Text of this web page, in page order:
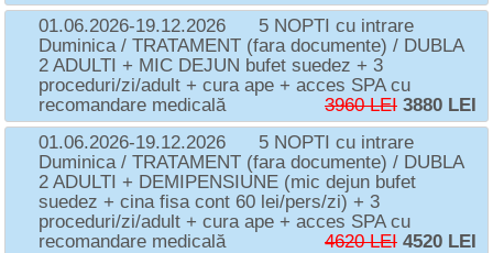
01.06.2026-19.12.2026
5 NOPTI cu intrare
Duminica / TRATAMENT (fara documente) / DUBLA
2 ADULTI + MIC DEJUN bufet suedez + 3
proceduri/zi/adult + cura ape + acces SPA cu
recomandare medicală
3960 LEI 3880 LEI
01.06.2026-19.12.2026
5 NOPTI cu intrare
Duminica / TRATAMENT (fara documente) / DUBLA
2 ADULTI + DEMIPENSIUNE (mic dejun bufet
suedez + cina fisa cont 60 lei/pers/zi) + 3
proceduri/zi/adult + cura ape + acces SPA cu
recomandare medicală
4620 LEI 4520 LEI